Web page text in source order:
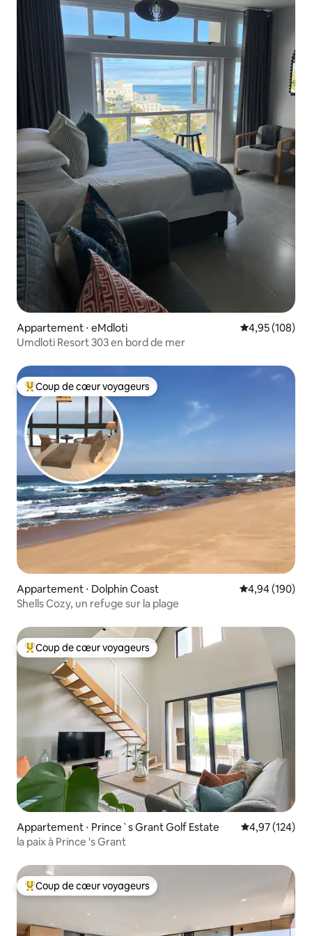
Appartement ⋅ eMdloti Évaluation
4,95 (108)
Umdloti Resort 303 en bord de mer
Coups de cœur voyageurs les plus appréciés
Coup de cœur voyageurs
Appartement ⋅ Dolphin Coast Évaluation
4,94 (190)
Shells Cozy, un refuge sur la plage
Coups de cœur voyageurs les plus appréciés
Coup de cœur voyageurs
Appartement ⋅ Prince`s Grant Golf Estate Évaluation
4,97 (124)
la paix à Prince 's Grant
Coups de cœur voyageurs les plus appréciés
Coup de cœur voyageurs